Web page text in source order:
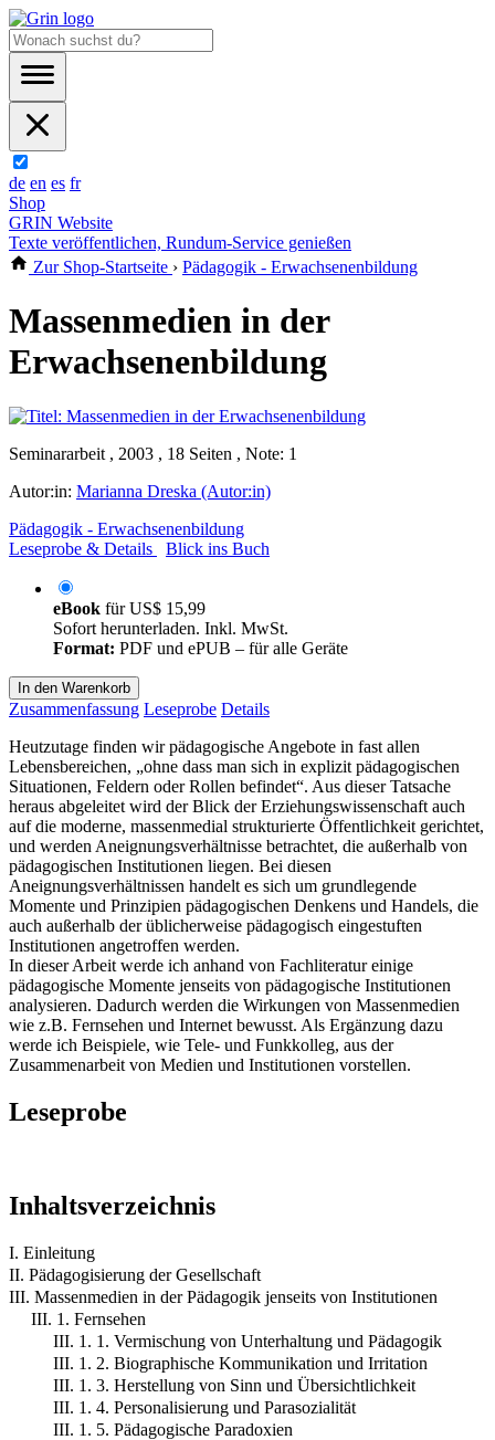
de en es fr
Shop
GRIN Website
Texte veröffentlichen, Rundum-Service genießen
Zur Shop-Startseite › Pädagogik - Erwachsenenbildung
Massenmedien in der
Erwachsenenbildung
Seminararbeit , 2003 , 18 Seiten , Note: 1
Autor:in: Marianna Dreska (Autor:in)
Pädagogik - Erwachsenenbildung
Leseprobe & Details
Blick ins Buch
eBook fürUS$ 15,99
Sofort herunterladen. Inkl. MwSt.
Format: PDF und ePUB – für alle Geräte
In den Warenkorb
Zusammenfassung Leseprobe Details
Heutzutage finden wir pädagogische Angebote in fast allen
Lebensbereichen, „ohne dass man sich in explizit pädagogischen
Situationen, Feldern oder Rollen befindet“. Aus dieser Tatsache
heraus abgeleitet wird der Blick der Erziehungswissenschaft auch
auf die moderne, massenmedial strukturierte Öffentlichkeit gerichtet,
und werden Aneignungsverhältnisse betrachtet, die außerhalb von
pädagogischen Institutionen liegen. Bei diesen
Aneignungsverhältnissen handelt es sich um grundlegende
Momente und Prinzipien pädagogischen Denkens und Handels, die
auch außerhalb der üblicherweise pädagogisch eingestuften
Institutionen angetroffen werden.
In dieser Arbeit werde ich anhand von Fachliteratur einige
pädagogische Momente jenseits von pädagogische Institutionen
analysieren. Dadurch werden die Wirkungen von Massenmedien
wie z.B. Fernsehen und Internet bewusst. Als Ergänzung dazu
werde ich Beispiele, wie Tele- und Funkkolleg, aus der
Zusammenarbeit von Medien und Institutionen vorstellen.
Leseprobe
Inhaltsverzeichnis
I. Einleitung
II. Pädagogisierung der Gesellschaft
III. Massenmedien in der Pädagogik jenseits von Institutionen
III. 1. Fernsehen
III. 1. 1. Vermischung von Unterhaltung und Pädagogik
III. 1. 2. Biographische Kommunikation und Irritation
III. 1. 3. Herstellung von Sinn und Übersichtlichkeit
III. 1. 4. Personalisierung und Parasozialität
III. 1. 5. Pädagogische Paradoxien